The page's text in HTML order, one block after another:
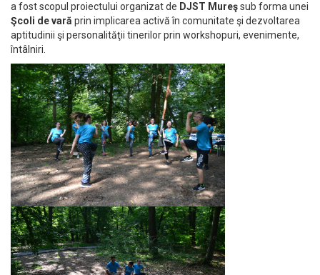
a fost scopul proiectului organizat de DJST Mureşsub forma unei
Şcoli de vară prin implicarea activă în comunitate şi dezvoltarea
aptitudinii şi personalităţii tinerilor prin workshopuri, evenimente,
întâlniri.